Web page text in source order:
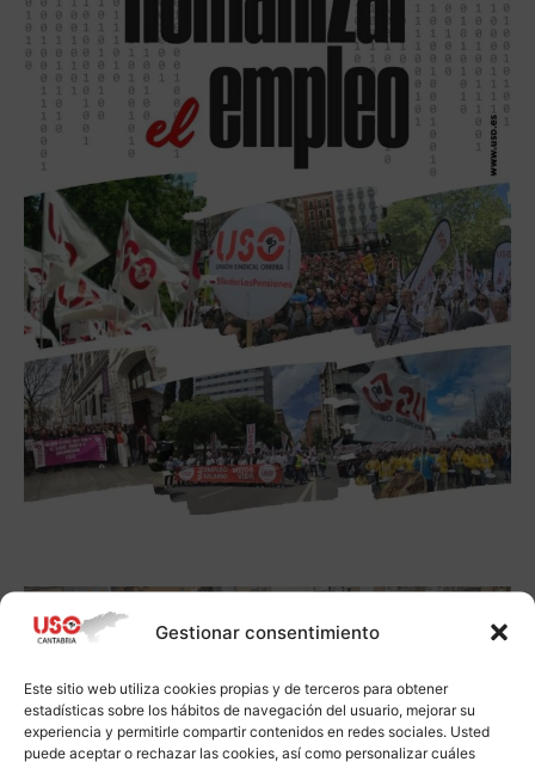
Gestionar consentimiento
Este sitio web utiliza cookies propias y de terceros para obtener
estadísticas sobre los hábitos de navegación del usuario, mejorar su
experiencia y permitirle compartir contenidos en redes sociales. Usted
puede aceptar o rechazar las cookies, así como personalizar cuáles